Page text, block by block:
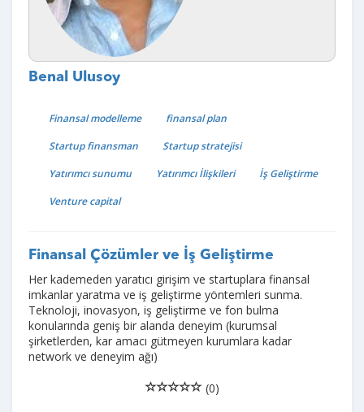
Benal Ulusoy
Finansal modelleme
finansal plan
Startup finansman
Startup stratejisi
Yatırımcı sunumu
Yatırımcı İlişkileri
İş Geliştirme
Venture capital
Finansal Çözümler ve İş Geliştirme
Her kademeden yaratıcı girişim ve startuplara finansal
imkanlar yaratma ve iş geliştirme yöntemleri sunma.
Teknoloji, inovasyon, iş geliştirme ve fon bulma
konularında geniş bir alanda deneyim (kurumsal
şirketlerden, kar amacı gütmeyen kurumlara kadar
network ve deneyim ağı)
(0)